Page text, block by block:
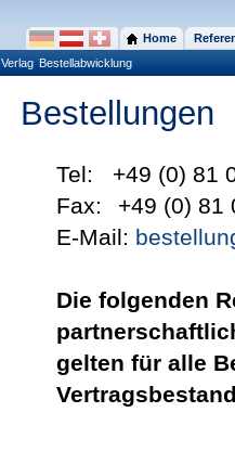
Home
Verlag Bestellabwicklung
Bestellungen
Tel:
+49 (0) 81
Fax:
+49 (0) 81
E-Mail:
Die folgenden
gelten für alle